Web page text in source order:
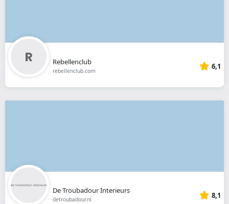
Rebellenclub
rebellenclub.com 6,1
De Troubadour Interieurs
detroubadour.nl 8,1